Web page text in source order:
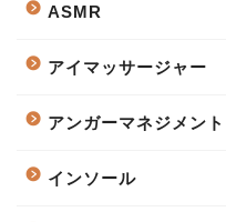
ASMR
アイマッサージャー
アンガーマネジメント
インソール